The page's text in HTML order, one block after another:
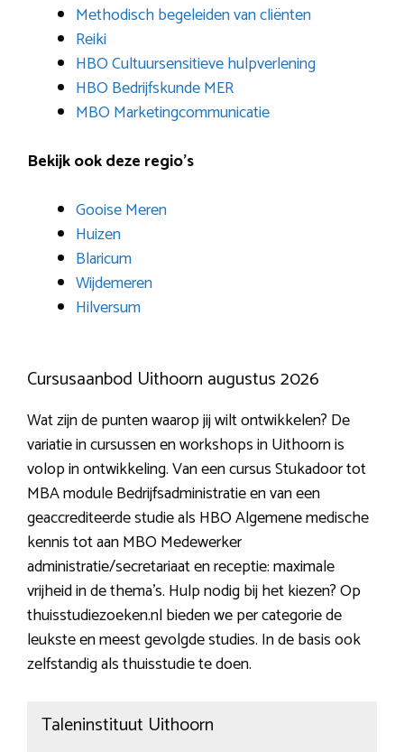
Methodisch begeleiden van cliënten
Reiki
HBO Cultuursensitieve hulpverlening
HBO Bedrijfskunde MER
MBO Marketingcommunicatie
Bekijk ook deze regio’s
Gooise Meren
Huizen
Blaricum
Wijdemeren
Hilversum
Cursusaanbod Uithoorn augustus 2026
Wat zijn de punten waarop jij wilt ontwikkelen? De
variatie in cursussen en workshops in Uithoorn is
volop in ontwikkeling. Van een cursus Stukadoor tot
MBA module Bedrijfsadministratie en van een
geaccrediteerde studie als HBO Algemene medische
kennis tot aan MBO Medewerker
administratie/secretariaat en receptie: maximale
vrijheid in de thema’s. Hulp nodig bij het kiezen? Op
thuisstudiezoeken.nl bieden we per categorie de
leukste en meest gevolgde studies. In de basis ook
zelfstandig als thuisstudie te doen.
Taleninstituut Uithoorn